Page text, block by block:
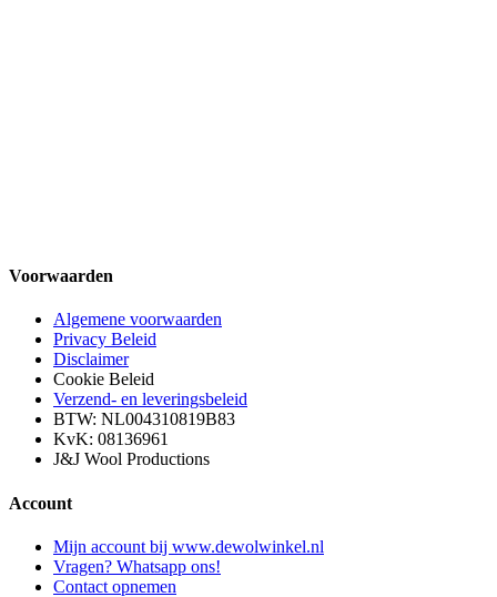
Voorwaarden
Algemene voorwaarden
Privacy Beleid
Disclaimer
Cookie Beleid
Verzend- en leveringsbeleid
BTW: NL004310819B83
KvK: 08136961
J&J Wool Productions
Account
Mijn account bij www.dewolwinkel.nl
Vragen? Whatsapp ons!
Contact opnemen